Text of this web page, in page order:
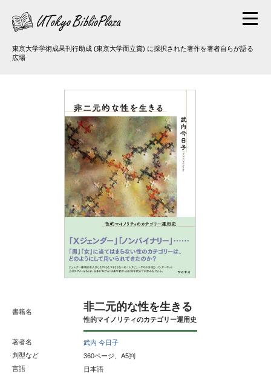
東京大学学術成果刊行助成 (東京大学而立賞) に採択された著作を著者自らが語る
広場
書籍名 非二元的な性を生きる
性的マイノリティのカテゴリー運用史
著者名
武内 今日子
判型など
360ページ、A5判
言語
日本語